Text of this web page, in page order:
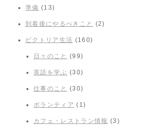
準備 (13)
到着後にやるべきこと (2)
ビクトリア生活 (160)
日々のこと (99)
英語を学ぶ (30)
仕事のこと (30)
ボランティア (1)
カフェ・レストラン情報 (3)